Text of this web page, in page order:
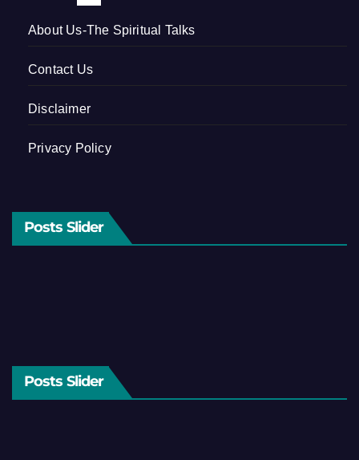
About Us-The Spiritual Talks
Contact Us
Disclaimer
Privacy Policy
Posts Slider
Posts Slider